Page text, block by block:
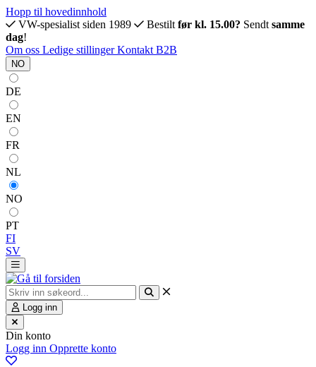
Hopp til hovedinnhold
VW-spesialist siden 1989
Bestilt før kl. 15.00? Sendt samme
dag!
Om oss Ledige stillingerKontakt B2B
NO
DE
EN
FR
NL
NO
PT
FI
SV
Logg inn
Din konto
Logg inn Opprette konto